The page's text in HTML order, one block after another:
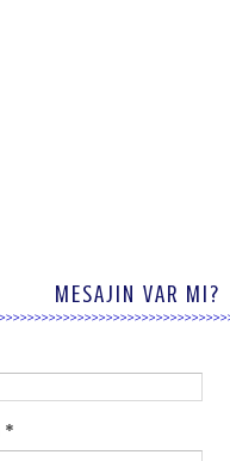
MESAJIN VAR MI?
*